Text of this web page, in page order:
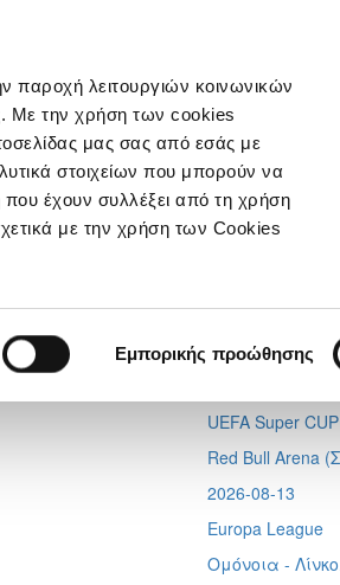
παροχή λειτουργιών κοινωνικών
Με την χρήση των cookies
μας σας από εσάς με
στοιχείων που μπορούν να
έχουν συλλέξει από τη χρήση
με την χρήση των Cookies
Εμπορικής προώθησης
Conference
Απόλλων -
UEFA Super CUP
Red Bull Arena (
2026-08-13
Europa League
Ομόνοια -